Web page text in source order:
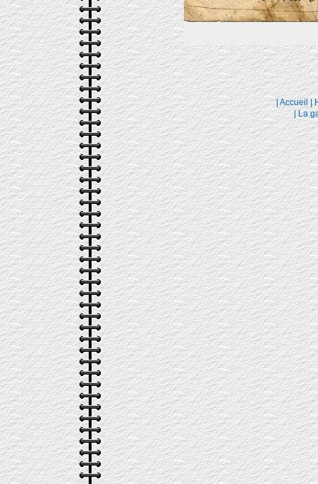
|Accueil |
|La